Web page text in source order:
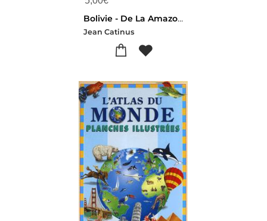
Bolivie - De La Amazonia A Los Andes
Jean Catinus